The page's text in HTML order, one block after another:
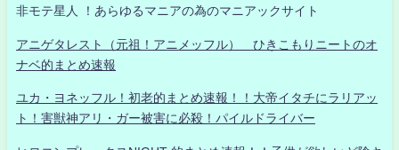
非モテ星人 ！あらゆるマニアの為のマニアックサイト
アニゲタレスト（元祖！アニメッフル） ひきこもりニートのオ
ナベ的まとめ速報
ユカ・ヨネッフル！初老的まとめ速報！！大帝イタチにラリアッ
ト！害獣神アリ・ガー被害に必殺！パイルドライバー